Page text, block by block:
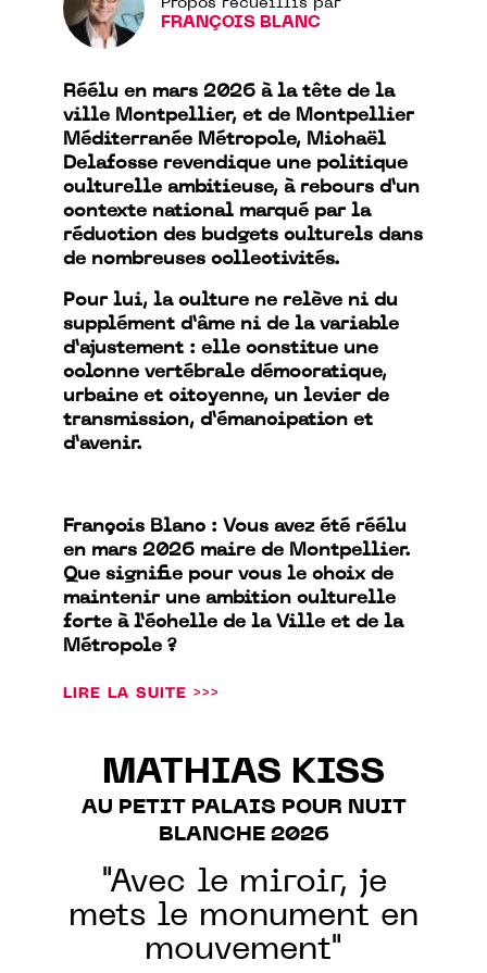
Propos recueillis par
FRANÇOIS BLANC
Réélu en mars 2026 à la tête de la
ville Montpellier, et de Montpellier
Méditerranée Métropole, Michaël
Delafosse revendique une politique
culturelle ambitieuse, à rebours d’un
contexte national marqué par la
réduction des budgets culturels dans
de nombreuses collectivités.
Pour lui, la culture ne relève ni du
supplément d’âme ni de la variable
d’ajustement : elle constitue une
colonne vertébrale démocratique,
urbaine et citoyenne, un levier de
transmission, d’émancipation et
d’avenir.
François Blanc : Vous avez été réélu
en mars 2026 maire de Montpellier.
Que signifie pour vous le choix de
maintenir une ambition culturelle
forte à l’échelle de la Ville et de la
Métropole ?
LIRE LA SUITE >>>
MATHIAS KISS
AU PETIT PALAIS POUR NUIT
BLANCHE 2026
"Avec le miroir, je
mets le monument en
mouvement"